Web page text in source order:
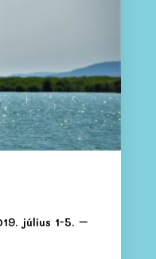
július 1-5. –